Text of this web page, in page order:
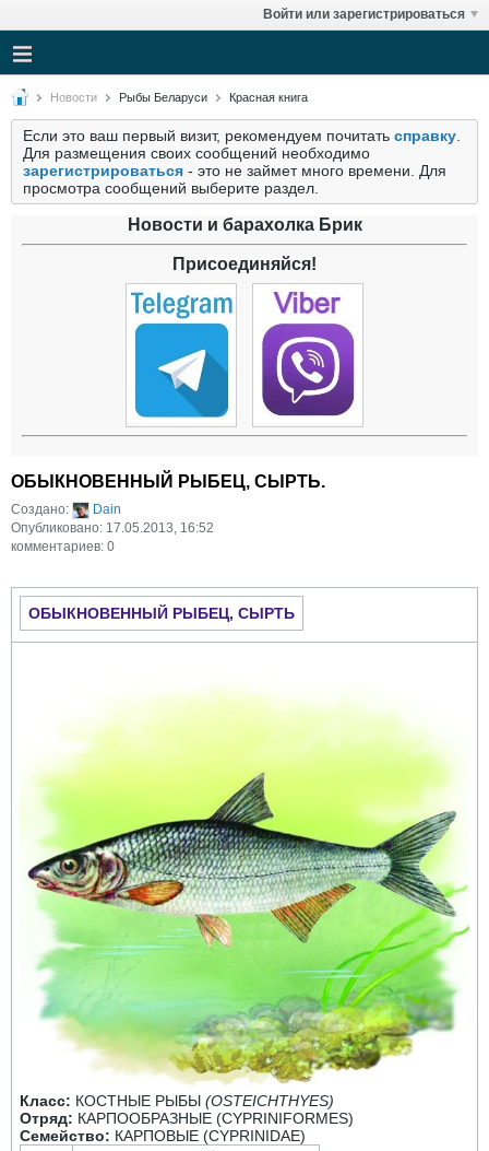
Войти или зарегистрироваться
Новости Рыбы Беларуси Красная книга
Если это ваш первый визит, рекомендуем почитать справку
Для размещения своих сообщений необходимо
зарегистрироваться - это не займет много времени. Для
просмотра сообщений выберите раздел.
Новости и барахолка Брик
Присоединяйся!
ОБЫКНОВЕННЫЙ РЫБЕЦ, СЫРТЬ.
Создано:
Dain
Опубликовано: 17.05.2013, 16:52
комментариев: 0
ОБЫКНОВЕННЫЙ РЫБЕЦ, СЫРТЬ
Класс: КОСТНЫЕ РЫБЫ (OSTEICHTHYES)
Отряд: КАРПООБРАЗНЫЕ (CYPRINIFORMES)
Семейство: КАРПОВЫЕ (CYPRINIDAE)